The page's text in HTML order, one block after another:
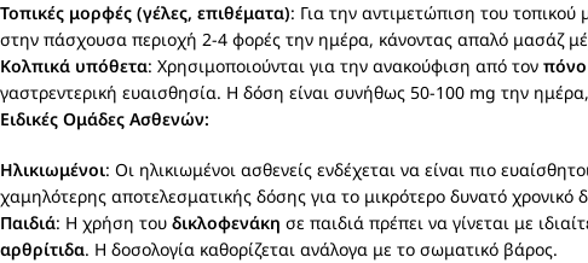
Τοπικές μορφές (γέλες, επιθέματα): Για την αντιμετώπιση του
στην πάσχουσα περιοχή 2-4 φορές την ημέρα, κάνοντας απαλό μασάζ
Κολπικά υπόθετα: Χρησιμοποιούνται για την ανακούφιση από τον πόνο
γαστρεντερική ευαισθησία. Η δόση είναι συνήθως 50-100 mg την
Ειδικές Ομάδες Ασθενών:
Ηλικιωμένοι: Οι ηλικιωμένοι ασθενείς ενδέχεται να είναι πιο
χαμηλότερης αποτελεσματικής δόσης για το μικρότερο δυνατό χρονικό
Παιδιά: Η χρήση του δικλοφενάκη σε παιδιά πρέπει να γίνεται με
αρθρίτιδα. Η δοσολογία καθορίζεται ανάλογα με το σωματικό βάρος.